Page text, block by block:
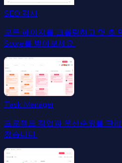
SEO 감사
모든 페이지를 크롤링하고 몇 초
Score를 받아보세요.
Task Manager
프로젝트 작업과 우선순위를 관
졌습니다.